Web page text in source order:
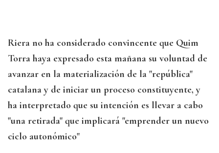
Riera no ha considerado convincente que Quim
Torra haya expresado esta mañana su voluntad de
avanzar en la materialización de la "república"
catalana y de iniciar un proceso constituyente, y
ha interpretado que su intención es llevar a cabo
"una retirada" que implicará "emprender un nuevo
ciclo autonómico"